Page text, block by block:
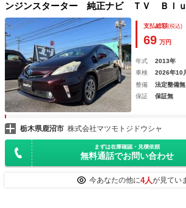
ンジンスターター 純正ナビ ＴＶ Ｂｌ
ックカメラ ＥＴＣ ディスチャージヘッ
キー プッシュスタート 記録簿
支払総額(税込)
69 万円
年式 2013年
車検
2026年10
整備
法定整備無
保証
保証無
栃木県鹿沼市 株式会社マツモトジドウシャ
まずは在庫確認・見積依頼
無料通話でお問い合わせ
今あなたの他に4人が見てい